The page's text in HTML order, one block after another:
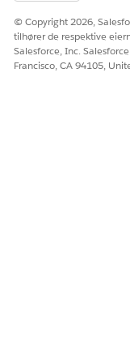
© Copyright 2026,
tilhører de respektive
Salesforce, Inc.
Francisco, CA 94105,